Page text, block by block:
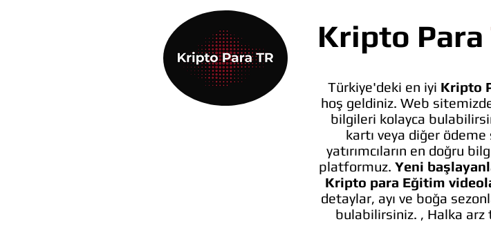
Kripto Para
Türkiye'deki en iyi Kripto
hoş geldiniz. Web
bilgileri kolayca
kartı veya diğer
yatırımcıların en doğru
platformuz. Yeni
Kripto para Eğitim
detaylar, ayı ve boğa
bulabilirsiniz. , Halka arz